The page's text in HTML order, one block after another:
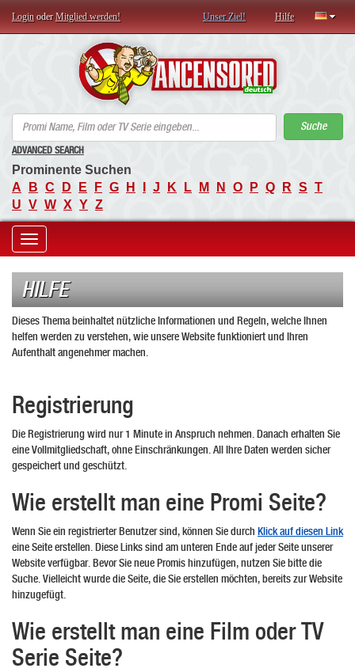
Login oderMitglied werden! Unser Ziel! Hilfe
Suche
ADVANCED SEARCH
Prominente Suchen
A
B C D E F G H J K L M N O P Q R S T
U V W X Y Z
Toggle
navigation
HILFE
Dieses Thema beinhaltet nützliche Informationen und Regeln, welche Ihnen
helfen werden zu verstehen, wie unsere Website funktioniert und Ihren
Aufenthalt angenehmer machen.
Registrierung
Die Registrierung wird nur 1 Minute in Anspruch nehmen. Danach erhalten Sie
eine Vollmitgliedschaft, ohne Einschränkungen. All Ihre Daten werden sicher
gespeichert und geschützt.
Wie erstellt man eine Promi Seite?
Wenn Sie ein registrierter Benutzer sind, können Sie durch Klick auf diesen Link
eine Seite erstellen. Diese Links sind am unteren Ende auf jeder Seite unserer
Website verfügbar. Bevor Sie neue Promis hinzufügen, nutzen Sie bitte die
Suche. Vielleicht wurde die Seite, die Sie erstellen möchten, bereits zur Website
hinzugefügt.
Wie erstellt man eine Film oder TV
Serie Seite?